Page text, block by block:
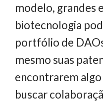
modelo, grandes
biotecnologia
portfólio de
mesmo suas
encontrarem
buscar